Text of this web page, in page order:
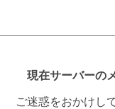
現在サーバーの
ご迷惑をおかけし